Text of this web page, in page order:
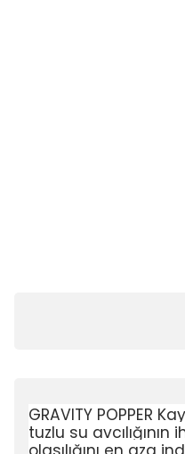
GRAVITY POPPER
tuzlu su